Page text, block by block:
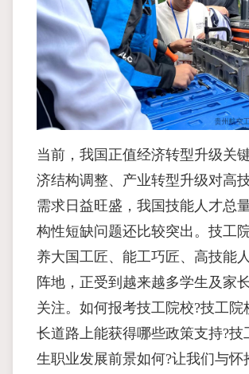
当前，我国正值经济转型升级关
济结构调整、产业转型升级对高
需求日益旺盛，我国技能人才总
构性短缺问题还比较突出。技工
养大国工匠、能工巧匠、高技能
阵地，正受到越来越多学生及家
关注。如何报考技工院校?技工院
长道路上能获得哪些政策支持?技
生职业发展前景如何?让我们与怀